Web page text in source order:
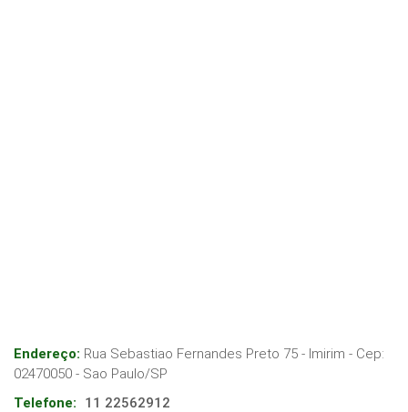
Endereço: Rua Sebastiao Fernandes Preto 75 - Imirim - Cep:
02470050 - Sao Paulo/SP
Telefone:
11 22562912